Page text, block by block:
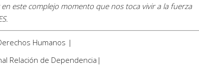
este complejo momento que nos toca vivir a la fuerza
Humanos |
Relación de Dependencia|